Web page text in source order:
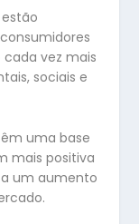
vez mais
sociais e
uma base
mais positiva
um aumento